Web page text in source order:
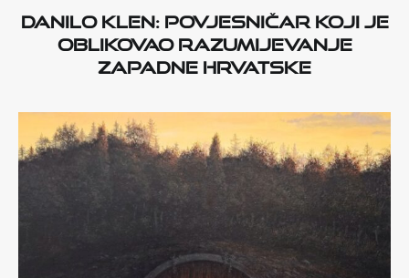
Danilo Klen: povjesničar koji je
oblikovao razumijevanje
zapadne Hrvatske